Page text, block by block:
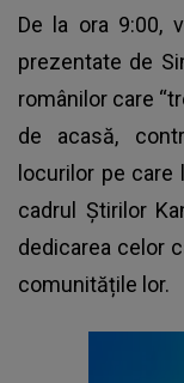
De la ora 9:00,
prezentate de
românilor care
de acasă,
locurilor pe care
cadrul Știrilor
dedicarea celor
comunitățile lor.